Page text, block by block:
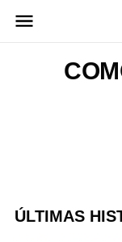
para
ÚLTIMAS